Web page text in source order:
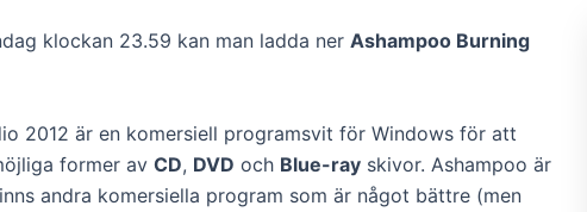
klockan 23.59 kan man ladda ner Ashampoo Burning
2012 är en komersiell programsvit för Windows för att
former av CD, DVD och Blue-ray skivor. Ashampoo är
andra komersiella program som är något bättre (men